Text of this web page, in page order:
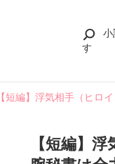
小
す
【短編】浮気相手（ヒロ
【短編】